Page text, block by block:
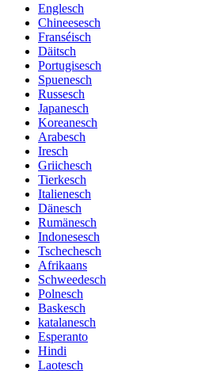
Englesch
Chineesesch
Franséisch
Däitsch
Portugisesch
Spuenesch
Russesch
Japanesch
Koreanesch
Arabesch
Iresch
Griichesch
Tierkesch
Italienesch
Dänesch
Rumänesch
Indonesesch
Tschechesch
Afrikaans
Schweedesch
Polnesch
Baskesch
katalanesch
Esperanto
Hindi
Laotesch